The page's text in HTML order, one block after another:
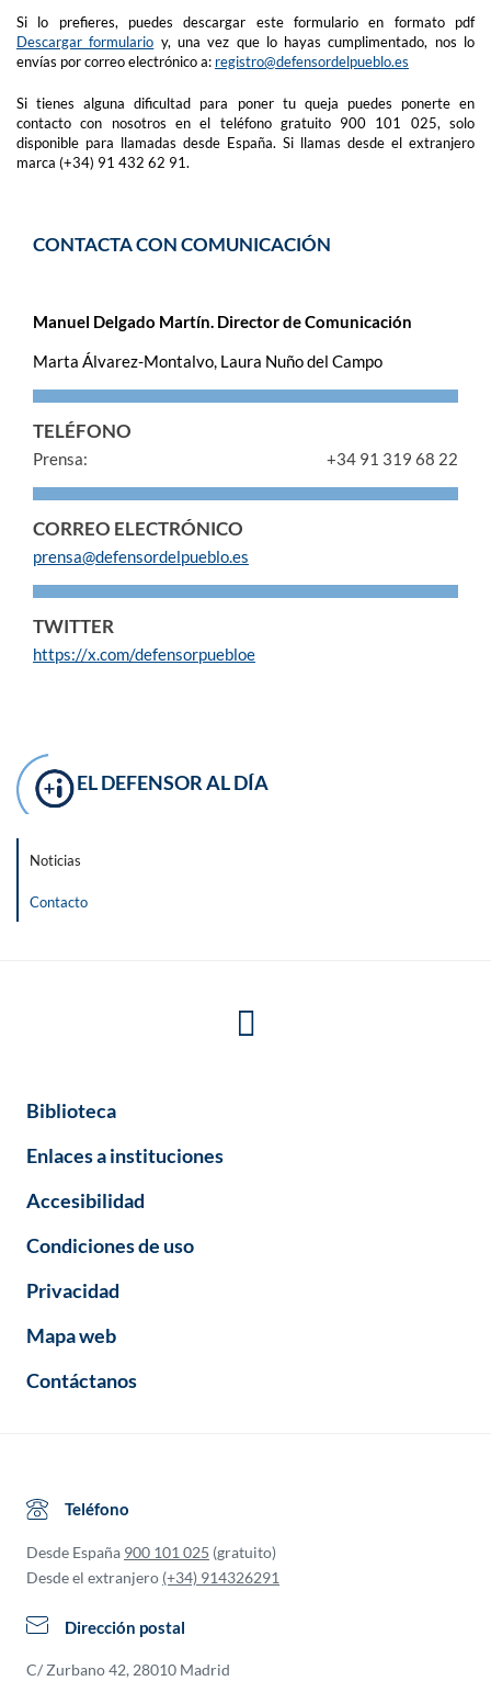
Si lo prefieres, puedes descargar este formulario en formato pdf
Descargar formulario y, una vez que lo hayas cumplimentado, nos lo
envías por correo electrónico a: registro@defensordelpueblo.es
Si tienes alguna dificultad para poner tu queja puedes ponerte en
contacto con nosotros en el teléfono gratuito 900 101 025, solo
disponible para llamadas desde España. Si llamas desde el extranjero
marca (+34) 91 432 62 91.
CONTACTA CON COMUNICACIÓN
Manuel Delgado Martín. Director de Comunicación
Marta Álvarez-Montalvo, Laura Nuño del Campo
TELÉFONO
Prensa: +34 91 319 68 22
CORREO ELECTRÓNICO
prensa@defensordelpueblo.es
TWITTER
https://x.com/defensorpuebloe
EL DEFENSOR AL DÍA
Noticias
Contacto
Biblioteca
Enlaces a instituciones
Accesibilidad
Condiciones de uso
Privacidad
Mapa web
Contáctanos
Teléfono
Desde España 900 101 025 (gratuito)
Desde el extranjero (+34) 914326291
Dirección postal
C/ Zurbano 42, 28010 Madrid